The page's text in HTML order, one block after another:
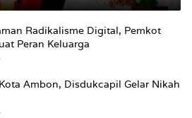
Radikalisme Digital, Pemkot
Peran Keluarga
Ambon, Disdukcapil Gelar Nikah